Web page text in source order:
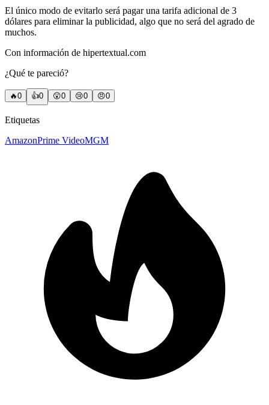
El único modo de evitarlo será pagar una tarifa adicional de 3
dólares para eliminar la publicidad, algo que no será del agrado de
muchos.
Con información de hipertextual.com
¿Qué te pareció?
🔥0 👍0 😲0 😢0 😠0
Etiquetas
AmazonPrime VideoMGM